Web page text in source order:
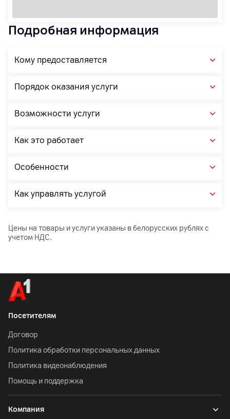
Подробная информация
Кому предоставляется
Порядок оказания услуги
Возможности услуги
Как это работает
Особенности
Как управлять услугой
Цены на товары и услуги указаны в белорусских рублях с
учетом НДС.
Посетителям
Договор
Политика обработки персональных данных
Политика видеонаблюдения
Помощь и поддержка
Компания